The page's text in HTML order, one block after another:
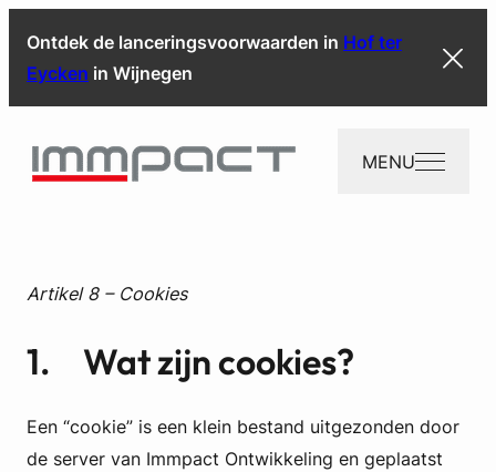
Ontdek de lanceringsvoorwaarden in Hof ter
Eycken in Wijnegen
MENU
Artikel 8 – Cookies
1. Wat zijn cookies?
Een “cookie” is een klein bestand uitgezonden door
de server van Immpact Ontwikkeling en geplaatst